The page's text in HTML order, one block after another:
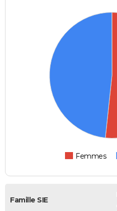
Femmes
Famille SIE